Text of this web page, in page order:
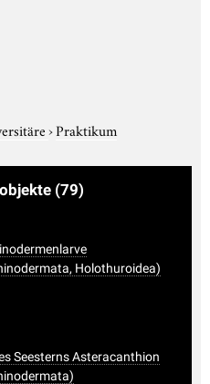
›Praktikum
(79)
Holothuroidea)
Seesterns Asteracanthion